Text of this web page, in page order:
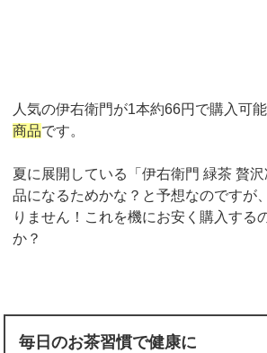
人気の伊右衛門が1本約66円で購入可
商品です。
夏に展開している「伊右衛門 緑茶 贅
品になるためかな？と予想なのですが
りません！これを機にお安く購入する
か？
毎日のお茶習慣で健康に